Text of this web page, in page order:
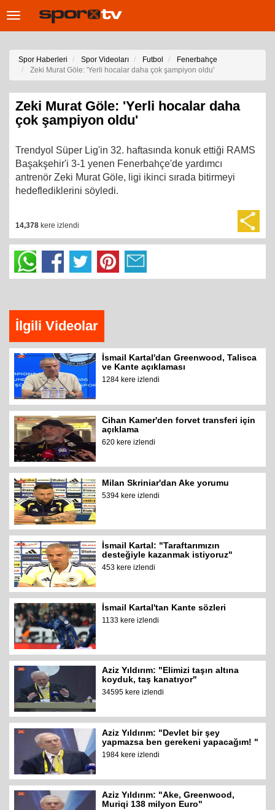
Toggle
Spor Haberleri Spor Videoları Futbol
Fenerbahçe
Zeki Murat Göle: 'Yerli hocalar daha çok şampiyon oldu'
Zeki Murat Göle: 'Yerli hocalar daha
çok şampiyon oldu'
Trendyol Süper Lig'in 32. haftasında konuk ettiği RAMS
Başakşehir'i 3-1 yenen Fenerbahçe'de yardımcı
antrenör Zeki Murat Göle, ligi ikinci sırada bitirmeyi
hedeflediklerini söyledi.
14,378 kere izlendi
İlgili Videolar
İsmail Kartal'dan Greenwood, Talisca
ve Kante açıklaması
1284 kere izlendi
Cihan Kamer'den forvet transferi için
açıklama
620 kere izlendi
Milan Skriniar'dan Ake yorumu
5394 kere izlendi
İsmail Kartal: "Taraftarımızın
desteğiyle kazanmak istiyoruz"
453 kere izlendi
İsmail Kartal'tan Kante sözleri
1133 kere izlendi
Aziz Yıldırım: "Elimizi taşın altına
koyduk, taş kanatıyor"
34595 kere izlendi
Aziz Yıldırım: "Devlet bir şey
yapmazsa ben gerekeni yapacağım! "
1984 kere izlendi
Aziz Yıldırım: "Ake, Greenwood,
Muriqi 138 milyon Euro"